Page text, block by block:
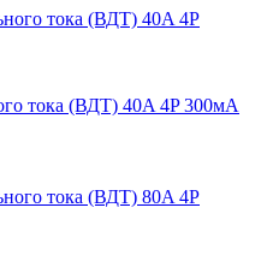
тока (ВДТ) 40A 4P 300мА